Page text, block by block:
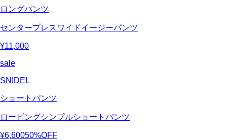
ロングパンツ
センタープレスワイドイージーパンツ
¥11,000
sale
SNIDEL
ショートパンツ
ロービングシンプルショートパンツ
¥6,60050%OFF